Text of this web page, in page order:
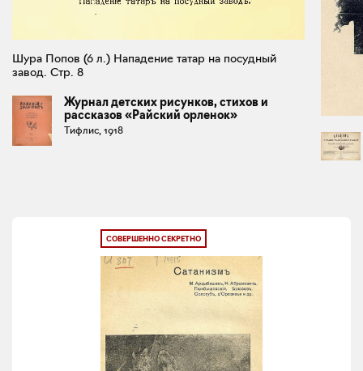
Шура Попов (6 л.) Нападение татар на посудный
завод. Стр. 8
Журнал детских рисунков, стихов и
рассказов «Райский орленок»
Тифлис, 1918
СОВЕРШЕННО СЕКРЕТНО